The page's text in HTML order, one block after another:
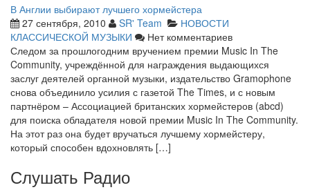
В Англии выбирают лучшего хормейстера
27 сентября, 2010
SR' Team
НОВОСТИ
КЛАССИЧЕСКОЙ МУЗЫКИ
Нет комментариев
Следом за прошлогодним вручением премии Music In The
Community, учреждённой для награждения выдающихся
заслуг деятелей органной музыки, издательство Gramophone
снова объединило усилия с газетой The Times, и с новым
партнёром – Ассоциацией британских хормейстеров (abcd)
для поиска обладателя новой премии Music In The Community.
На этот раз она будет вручаться лучшему хормейстеру,
который способен вдохновлять […]
Слушать Радио